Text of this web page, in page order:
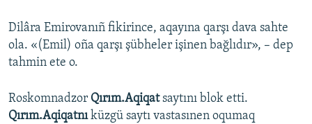
Dilâra Emirovanıñ fikirince, aqayına qarşı dava sahte
ola. «(Emil) oña qarşı şübheler işinen bağlıdır», – dep
tahmin ete o.
Roskomnadzor Qırım.Aqiqatsaytını blok etti.
Qırım.Aqiqatnıküzgü saytı vastasınen oqumaq